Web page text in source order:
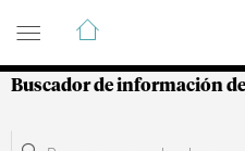
Guía de Empresas
Buscador de información